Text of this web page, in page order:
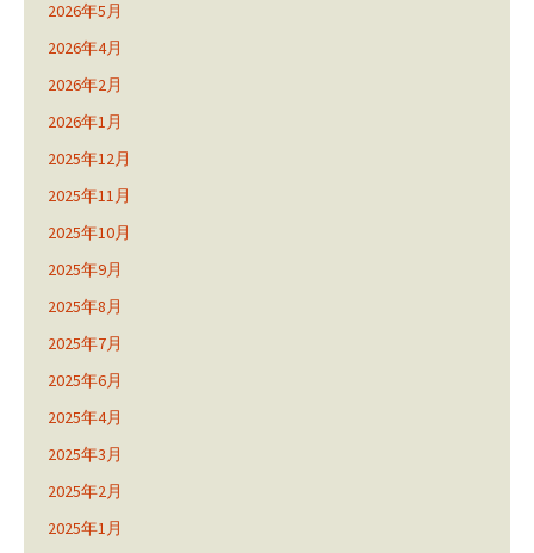
2026年5月
2026年4月
2026年2月
2026年1月
2025年12月
2025年11月
2025年10月
2025年9月
2025年8月
2025年7月
2025年6月
2025年4月
2025年3月
2025年2月
2025年1月